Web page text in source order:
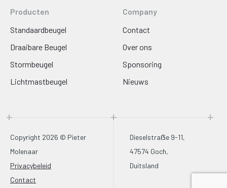
Producten
Standaardbeugel
Draaibare Beugel
Stormbeugel
Lichtmastbeugel
Company
Contact
Over ons
Sponsoring
Nieuws
Copyright 2026 © Pieter
Molenaar
Privacybeleid
Contact
Dieselstraẞe 9-11,
47574 Goch,
Duitsland